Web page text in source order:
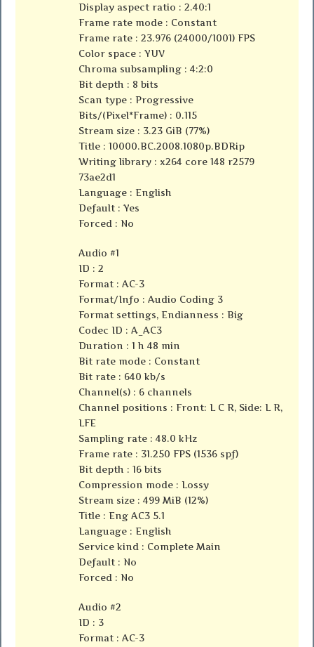
Display aspect ratio : 2.40:1
Frame rate mode : Constant
Frame rate : 23.976 (24000/1001) FPS
Color space : YUV
Chroma subsampling : 4:2:0
Bit depth : 8 bits
Scan type : Progressive
Bits/(Pixel*Frame) : 0.115
Stream size : 3.23 GiB (77%)
Title : 10000.BC.2008.1080p.BDRip
Writing library : x264 core 148 r2579
73ae2d1
Language : English
Default : Yes
Forced : No
Audio #1
ID : 2
Format : AC-3
Format/Info : Audio Coding 3
Format settings, Endianness : Big
Codec ID : A_AC3
Duration : 1 h 48 min
Bit rate mode : Constant
Bit rate : 640 kb/s
Channel(s) : 6 channels
Channel positions : Front: L C R, Side: L R,
LFE
Sampling rate : 48.0 kHz
Frame rate : 31.250 FPS (1536 spf)
Bit depth : 16 bits
Compression mode : Lossy
Stream size : 499 MiB (12%)
Title : Eng AC3 5.1
Language : English
Service kind : Complete Main
Default : No
Forced : No
Audio #2
ID : 3
Format : AC-3